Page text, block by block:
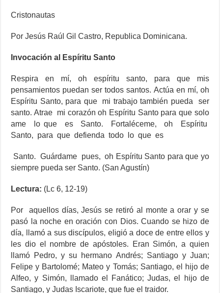
Cristonautas
Por Jesús Raúl Gil Castro, Republica Dominicana.
Invocación al Espíritu Santo
Respira en mí, oh espíritu santo, para que mis
pensamientos puedan ser todos santos. Actúa en mí, oh
Espíritu Santo, para que mi trabajo también pueda ser
santo. Atrae mi corazón oh Espíritu Santo para que solo
ame lo que es Santo. Fortaléceme, oh Espíritu
Santo, para que defienda todo lo que es
Santo. Guárdame pues, oh Espíritu Santo para que yo
siempre pueda ser Santo. (San Agustín)
Lectura: (Lc 6, 12-19)
Por aquellos días, Jesús se retiró al monte a orar y se
pasó la noche en oración con Dios. Cuando se hizo de
día, llamó a sus discípulos, eligió a doce de entre ellos y
les dio el nombre de apóstoles. Eran Simón, a quien
llamó Pedro, y su hermano Andrés; Santiago y Juan;
Felipe y Bartolomé; Mateo y Tomás; Santiago, el hijo de
Alfeo, y Simón, llamado el Fanático; Judas, el hijo de
Santiago, y Judas Iscariote, que fue el traidor.